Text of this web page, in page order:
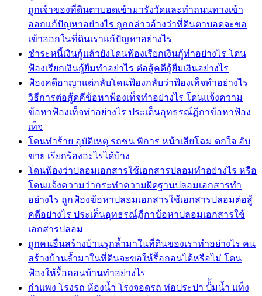
ถูกเจ้าของที่ดินตาบอดเข้ามารังวัดและทำถนนทางเข้า
ออกแก้ปัญหาอย่างไร ถูกกล่าวอ้างว่าที่ดินตาบอดจะขอ
เข้าออกในที่ดินเราแก้ปัญหาอย่างไร
ชำระหนี้เงินกู้แล้วยังโดนฟ้องเรียกเงินกู้ทำอย่างไร โดน
ฟ้องเรียกเงินกู้ยืมทำอย่าไร ต่อสู้คดีกู้ยืมเงินอย่างไร
ฟ้องคดีอาญาแต่กลับโดนฟ้องกลับว่าฟ้องเท็จทำอย่างไร
วิธีการต่อสู้ดคีข้อหาฟ้องเท็จทำอย่างไร โดนแจ้งความ
ข้อหาฟ้องเท็จทำอย่างไร ประเด็นอุทธรณ์ฏีกาข้อหาฟ้อง
เท็จ
โดนทำร้าย อุบัติเหตุ รถชน พิการ หน้าเสียโฉม ตกใจ อับ
ขาย เรียกร้องอะไรได้บ้าง
โดนฟ้องว่าปลอมเอกสารใช้เอกสารปลอมทำอย่างไร หรือ
โดนแจ้งความว่ากระทำความผิดฐานปลอมเอกสารทำ
อย่างไร ถูกฟ้องข้อหาปลอมเอกสารใช้เอกสารปลอมต่อสู้
คดีอย่างไร ประเด็นอุทธรณ์ฏีกาข้อหาปลอมเอกสารใช้
เอกสารปลอม
ถูกคนอื่นสร้างบ้านรุกล้ำมาในที่ดินของเราทำอย่างไร คน
สร้างบ้านล้ำมาในที่ดินจะขอให้รื้อถอนได้หรือไม่ โดน
ฟ้องให้รื้อถอนบ้านทำอย่างไร
กำแพง โรงรถ ห้องน้ำ โรงจอดรถ ท่อประปา ปัั้มน้ำ แท็ง